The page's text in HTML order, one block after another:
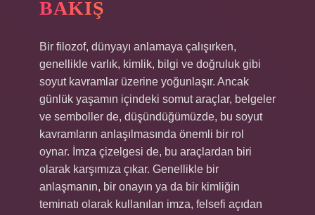
BAKIŞ
Bir filozof, dünyayı anlamaya çalışırken,
genellikle varlık, kimlik, bilgi ve doğruluk gibi
soyut kavramlar üzerine yoğunlaşır. Ancak
günlük yaşamın içindeki somut araçlar, belgeler
ve semboller de, düşündüğümüzde, bu soyut
kavramların anlaşılmasında önemli bir rol
oynar. İmza çizelgesi de, bu araçlardan biri
olarak karşımıza çıkar. Genellikle bir
anlaşmanın, bir onayın ya da bir kimliğin
teminatı olarak kullanılan imza, felsefi açıdan